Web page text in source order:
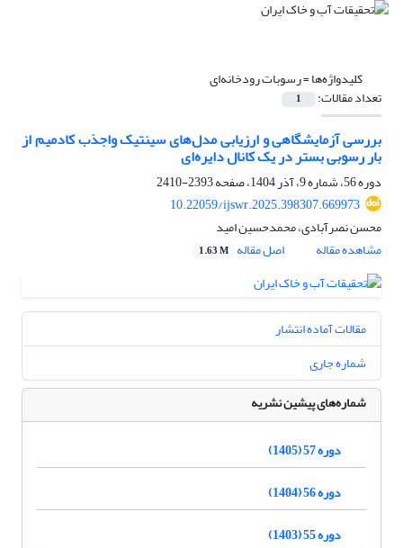
کلیدواژه‌ها =رسوبات رودخانه‌ای
تعداد مقالات: 1
بررسی آزمایشگاهی و ارزیابی مدل‌های سینتیک واجذب کادمیم از
بار رسوبی بستر در یک کانال دایره‌ای
دوره 56، شماره 9، آذر 1404، صفحه
2393-2410
10.22059/ijswr.2025.398307.669973
محسن نصرآبادی، محمدحسین امید
مشاهده مقاله
اصل مقاله 1.63 M
مقالات آماده انتشار
شماره جاری
شماره‌های پیشین نشریه
دوره 57 (1405)
دوره 56 (1404)
دوره 55 (1403)